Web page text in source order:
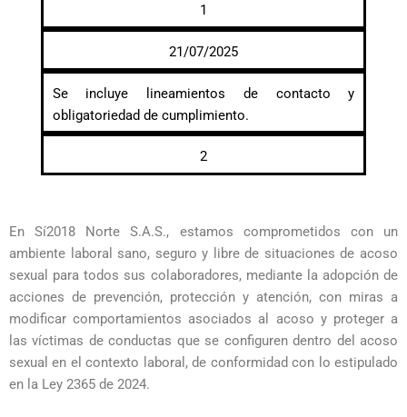
1
21/07/2025
Se incluye lineamientos de contacto y
obligatoriedad de cumplimiento.
2
En Sí2018 Norte S.A.S., estamos comprometidos con un
ambiente laboral sano, seguro y libre de situaciones de acoso
sexual para todos sus colaboradores, mediante la adopción de
acciones de prevención, protección y atención, con miras a
modificar comportamientos asociados al acoso y proteger a
las víctimas de conductas que se configuren dentro del acoso
sexual en el contexto laboral, de conformidad con lo estipulado
en la Ley 2365 de 2024.